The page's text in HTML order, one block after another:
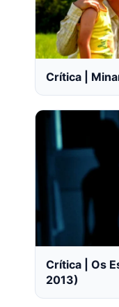
Crítica |
Crítica | Os
2013)